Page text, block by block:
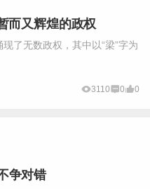
而又辉煌的政权
无数政权，其中以“梁”字为
3110 0 0
争对错